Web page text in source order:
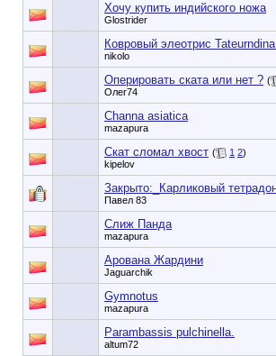
Хочу купить индийского ножа
Glostrider
Ковровый элеотрис
nikolo
Оперировать ската или нет ? (
Олег74
Channa asiatica
mazapura
Скат сломал хвост ( 1 2)
kipelov
Закрыто:_ Карликовый
Павел 83
Слиж Панда
mazapura
Арована Жардини
Jaguarchik
Gymnotus
mazapura
Parambassis pulchinella.
altum72